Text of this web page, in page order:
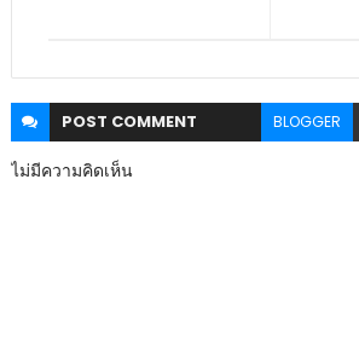
POST COMMENT BLOGGER
ไม่มีความคิดเห็น